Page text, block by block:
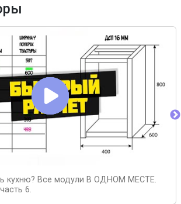
кухню? Все модули В ОДНОМ МЕСТЕ.
6.